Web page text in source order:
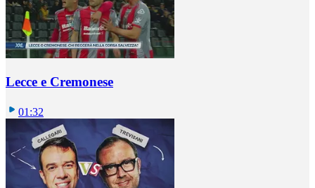
Lecce e Cremonese
01:32